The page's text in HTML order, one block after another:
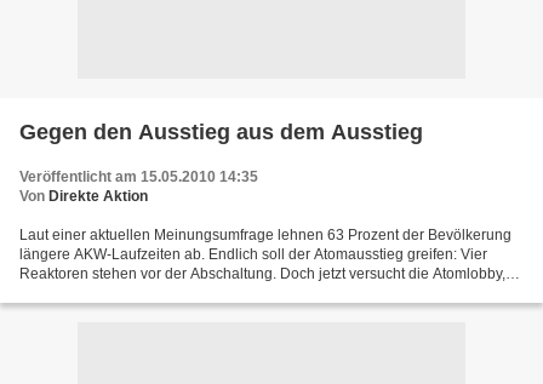
Gegen den Ausstieg aus dem Ausstieg
Veröffentlicht am 15.05.2010 14:35
Von Direkte Aktion
Laut einer aktuellen Meinungsumfrage lehnen 63 Prozent der Bevölkerung
längere AKW-Laufzeiten ab. Endlich soll der Atomausstieg greifen: Vier
Reaktoren stehen vor der Abschaltung. Doch jetzt versucht die Atomlobby,